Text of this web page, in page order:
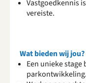
Vastgoedkennis
vereiste.
Wat bieden wij jou?
Een unieke stage
parkontwikkeling.